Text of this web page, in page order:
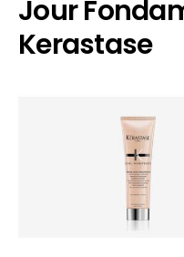
Jour
Kerastase